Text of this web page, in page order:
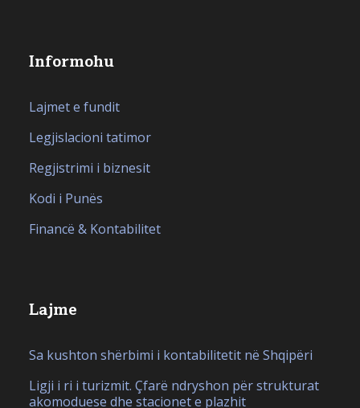
Informohu
Lajmet e fundit
Legjislacioni tatimor
Regjistrimi i biznesit
Kodi i Punës
Financë & Kontabilitet
Lajme
Sa kushton shërbimi i kontabilitetit në Shqipëri
Ligji i ri i turizmit. Çfarë ndryshon për strukturat
akomoduese dhe stacionet e plazhit